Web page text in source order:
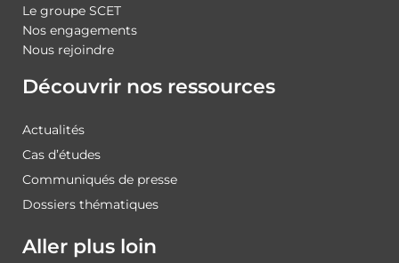
Le groupe SCET
Nos engagements
Nous rejoindre
Découvrir nos ressources
Actualités
Cas d’études
Communiqués de presse
Dossiers thématiques
Aller plus loin